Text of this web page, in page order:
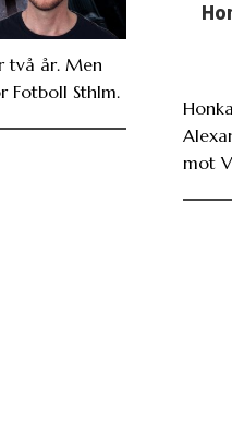
två år. Men
Fotboll Sthlm.
mot